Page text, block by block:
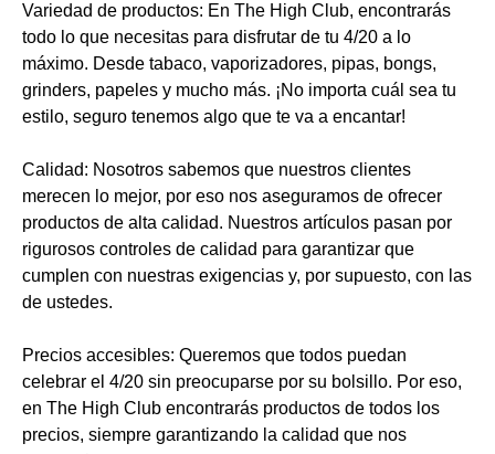
Variedad de productos: En The High Club, encontrarás
todo lo que necesitas para disfrutar de tu 4/20 a lo
máximo. Desde tabaco, vaporizadores, pipas, bongs,
grinders, papeles y mucho más. ¡No importa cuál sea tu
estilo, seguro tenemos algo que te va a encantar!
Calidad: Nosotros sabemos que nuestros clientes
merecen lo mejor, por eso nos aseguramos de ofrecer
productos de alta calidad. Nuestros artículos pasan por
rigurosos controles de calidad para garantizar que
cumplen con nuestras exigencias y, por supuesto, con las
de ustedes.
Precios accesibles: Queremos que todos puedan
celebrar el 4/20 sin preocuparse por su bolsillo. Por eso,
en The High Club encontrarás productos de todos los
precios, siempre garantizando la calidad que nos